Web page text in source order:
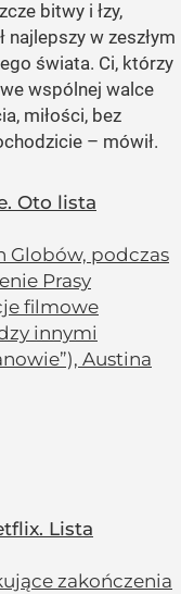
bitwy i łzy,
w zeszłym
świata. Ci, którzy
wspólnej walce
miłości, bez
– mówił.
Oto lista
Globów, podczas
Prasy
filmowe
innymi
Austina
Lista
zakończenia